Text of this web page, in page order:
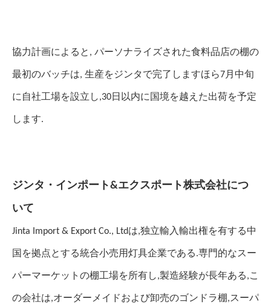
協力計画によると, パーソナライズされた食料品店の棚の
最初のバッチは, 生産をジンタで完了しますほら7月中旬
に自社工場を設立し,30日以内に国境を越えた出荷を予定
します.
ジンタ・インポート&エクスポート株式会社につ
いて
Jinta Import & Export Co., Ltdは,独立輸入輸出権を有する中
国を拠点とする統合小売用灯具企業である.専門的なスー
パーマーケットの棚工場を所有し,製造経験が長年ある,こ
の会社は,オーダーメイドおよび卸売のゴンドラ棚,スーパ